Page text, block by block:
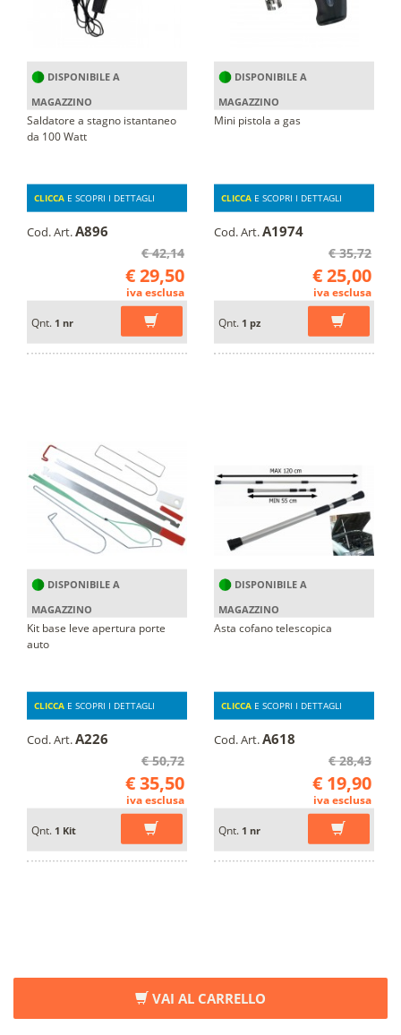
VAI AL CARRELLO
DISPONIBILE A
MAGAZZINO
Saldatore a stagno istantaneo
da 100 Watt
CLICCA E SCOPRI I DETTAGLI
Cod. Art.A896
€ 42,14
€ 29,50
iva esclusa
Qnt. 1 nr
DISPONIBILE A
MAGAZZINO
Mini pistola a gas
CLICCA E SCOPRI I DETTAGLI
Cod. Art.A1974
€ 35,72
€ 25,00
iva esclusa
Qnt. 1 pz
DISPONIBILE A
MAGAZZINO
Kit base leve apertura porte
auto
CLICCA E SCOPRI I DETTAGLI
Cod. Art.A226
€ 50,72
€ 35,50
iva esclusa
Qnt. 1 Kit
DISPONIBILE A
MAGAZZINO
Asta cofano telescopica
CLICCA E SCOPRI I DETTAGLI
Cod. Art.A618
€ 28,43
€ 19,90
iva esclusa
Qnt. 1 nr